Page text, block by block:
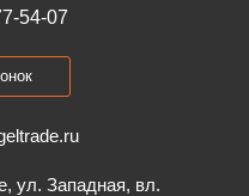
54-07
ул. Западная, вл.